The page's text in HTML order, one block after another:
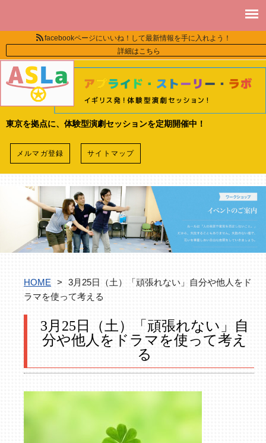
facebookページにいいね！して最新情報を手に入れよう！
詳細はこちら
東京を拠点に、体験型演劇セッションを定期開催中！
メルマガ登録 サイトマップ
HOME >
3月25日（土）「頑張れない」自分や他人をド
ラマを使って考える
3月25日（土）「頑張れない」自
分や他人をドラマを使って考え
る